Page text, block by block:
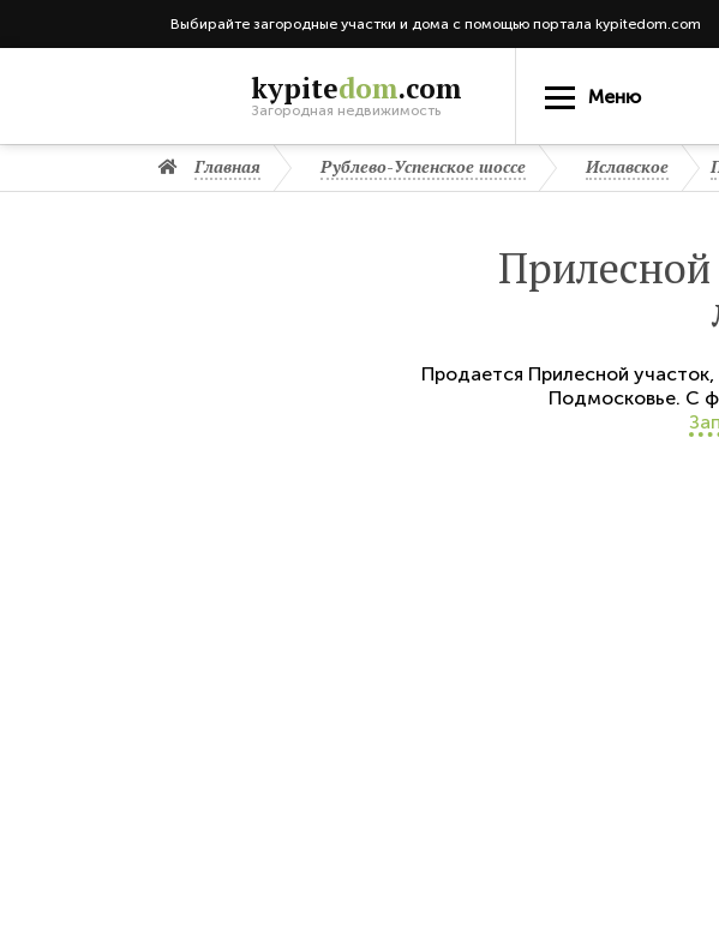
Выбирайте загородные участки и дома с помощью портала kypitedom.com
kypitedom.com
Загородная недвижимость
Меню
Главная Рублево-Успенское шоссе Иславское
Прилесной
Продается Прилесной участок,
Подмосковье. С